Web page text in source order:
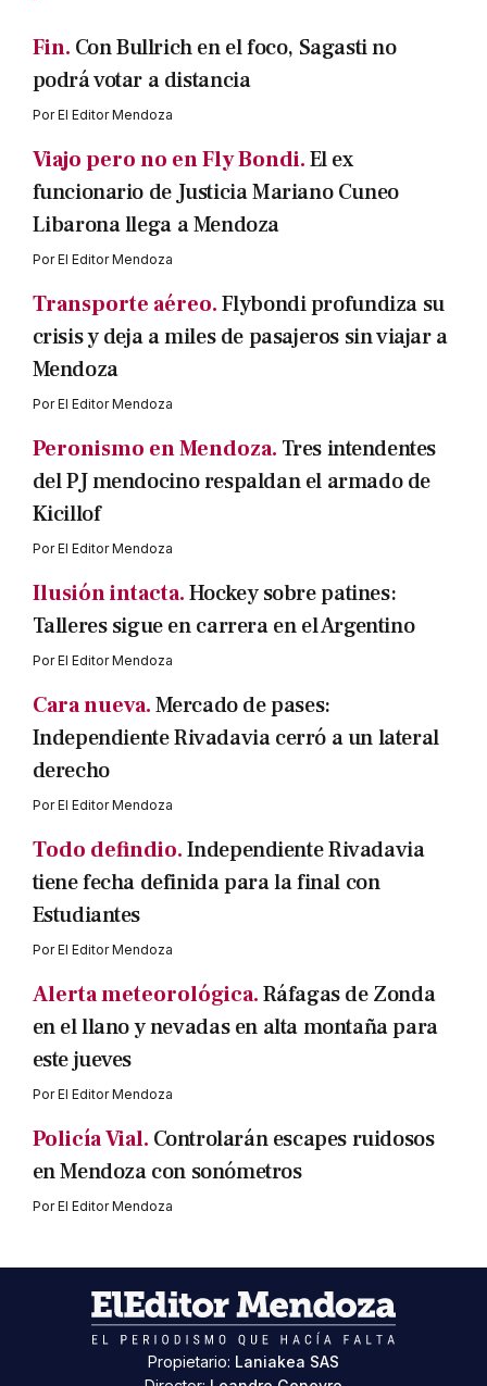
Fin. Con Bullrich en el foco, Sagasti no
podrá votar a distancia
PorEl Editor Mendoza
Viajo pero no en Fly Bondi.El ex
funcionario de Justicia Mariano Cuneo
Libarona llega a Mendoza
PorEl Editor Mendoza
Transporte aéreo.Flybondi profundiza su
crisis y deja a miles de pasajeros sin viajar a
Mendoza
PorEl Editor Mendoza
Peronismo en Mendoza. Tres intendentes
del PJ mendocino respaldan el armado de
Kicillof
PorEl Editor Mendoza
Ilusión intacta.Hockey sobre patines:
Talleres sigue en carrera en el Argentino
PorEl Editor Mendoza
Cara nueva.Mercado de pases:
Independiente Rivadavia cerró a un lateral
derecho
PorEl Editor Mendoza
Todo defindio.Independiente Rivadavia
tiene fecha definida para la final con
Estudiantes
PorEl Editor Mendoza
Alerta meteorológica.Ráfagas de Zonda
en el llano y nevadas en alta montaña para
este jueves
PorEl Editor Mendoza
Policía Vial. Controlarán escapes ruidosos
en Mendoza con sonómetros
PorEl Editor Mendoza
Propietario: Laniakea SAS